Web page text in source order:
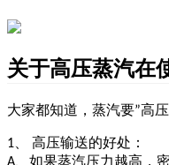
关于高压蒸汽在
大家都知道，蒸汽要”高
1 高压输送的好处：
A 、如果蒸汽压力越高，